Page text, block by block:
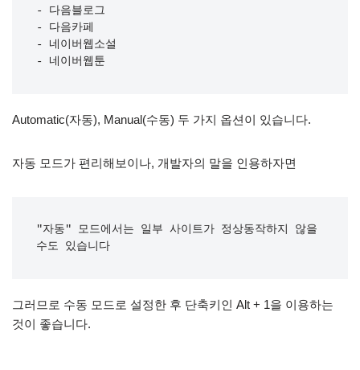
- 다음블로그
- 다음카페
- 네이버웹소설
- 네이버웹툰
Automatic(자동), Manual(수동) 두 가지 옵션이 있습니다.
자동 모드가 편리해보이나, 개발자의 말을 인용하자면
"자동" 모드에서는 일부 사이트가 정상동작하지 않을
수도 있습니다
그러므로 수동 모드로 설정한 후 단축키인 Alt + 1을 이용하는
것이 좋습니다.